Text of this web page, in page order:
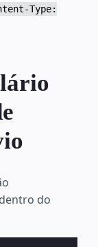
Type:
do